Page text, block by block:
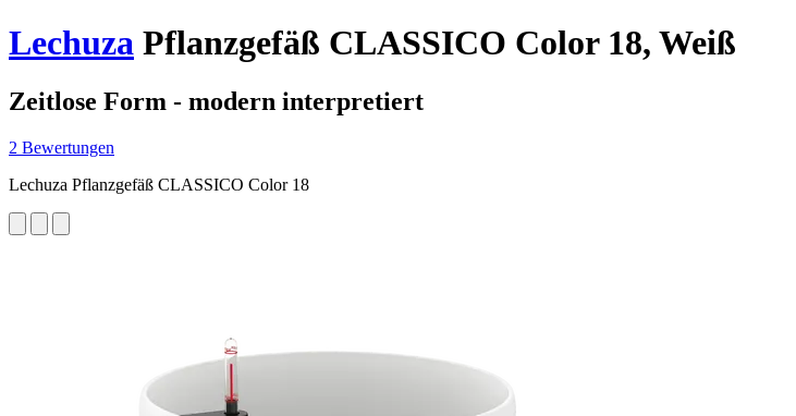
Lechuza Pflanzgefäß CLASSICO Color 18, Weiß
Zeitlose Form - modern interpretiert
2 Bewertungen
Lechuza Pflanzgefäß CLASSICO Color 18